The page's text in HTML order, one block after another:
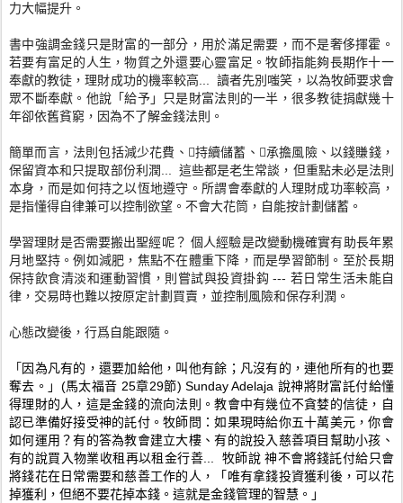
力大幅提升。
書中強調金錢只是財富的一部分，用於滿足需要，而不是奢侈揮霍。
若要有富足的人生，物質之外還要心靈富足。牧師指能夠長期作十一
奉獻的教徒，理財成功的機率較高... 讀者先別嗤笑，以為牧師要求會
眾不斷奉獻。他說「給予」只是財富法則的一半，很多教徒捐獻幾十
年卻依舊貧窮，因為不了解金錢法則。
簡單而言，法則包括減少花費、持續儲蓄、承擔風險、以錢賺錢，
保留資本和只提取部份利潤... 這些都是老生常談，但重點未必是法則
本身，而是如何持之以恆地遵守。所謂會奉獻的人理財成功率較高，
是指懂得自律兼可以控制欲望。不會大花筒，自能按計劃儲蓄。
學習理財是否需要搬出聖經呢？ 個人經驗是改變動機確實有助長年累
月地堅持。例如減肥， 焦點不在體重下降，而是學習節制。 至於長期
保持飲食清淡和運動習慣，則嘗試與投資掛鈎 --- 若日常生活未能自
律，交易時也難以按原定計劃買賣， 並控制風險和保存利潤。
心態改變後，行爲自能跟隨。
「 因為凡有的，還要加給他，叫他有餘；凡沒有的，連他所有的也要
奪去。」(馬太福音 25章29節) Sunday Adelaja 說神將財富託付給懂
得理財的人，這是金錢的流向法則。教會中有幾位不貪婪的信徒，自
認已準備好接受神的託付。牧師問：如果現時給你五十萬美元，你會
如何運用？有的答為教會建立大樓、有的說投入慈善項目幫助小孩、
有的說買入物業收租再以租金行善... 牧師說 神不會將錢託付給只會
將錢花在日常需要和慈善工作的人，「 唯有拿錢投資獲利後，可以花
掉獲利，但絕不要花掉本錢。 這就是金錢管理的智慧。」